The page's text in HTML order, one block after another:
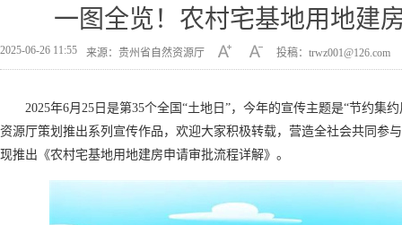
一图全览！农村宅基地用地建
2025-06-26 11:55 来源：贵州省自然资源厅 投稿：trwz001@126.com
2025年6月25日是第35个全国“土地日”，今年的宣传主题是“节约集
资源厅策划推出系列宣传作品，欢迎大家积极转载，营造全社会共同参
现推出《农村宅基地用地建房申请审批流程详解》。